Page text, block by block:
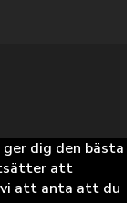
dig den bästa
att
vi att anta att du